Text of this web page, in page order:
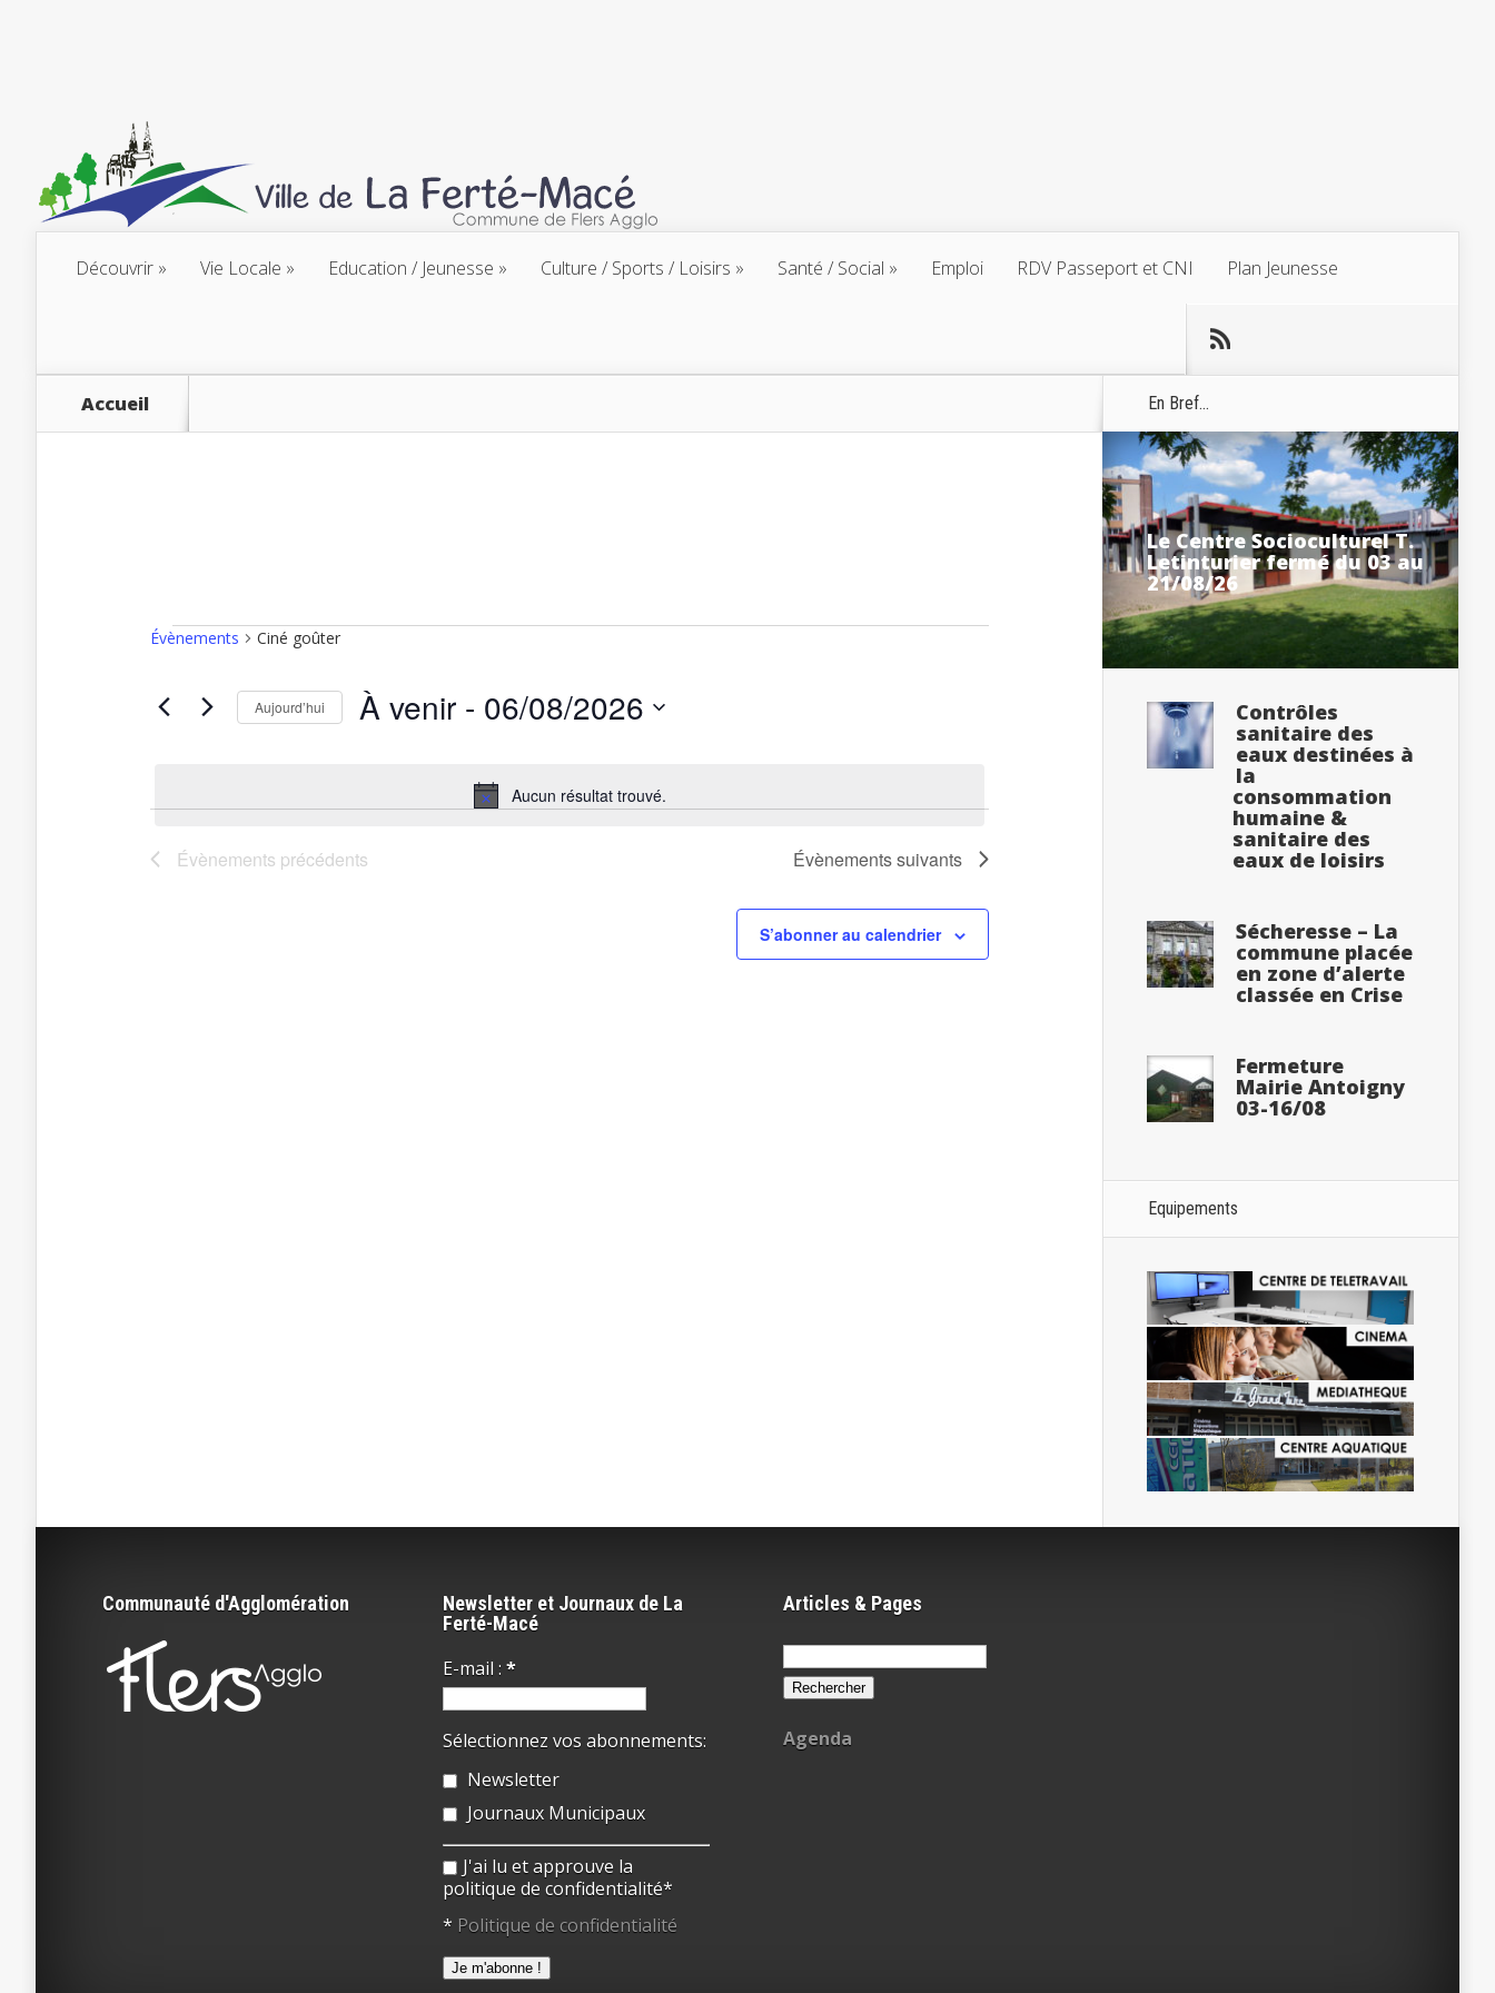
Découvrir Vie Locale Education / Jeunesse Culture / Sports / Loisirs Santé / Social Emploi RDV Passeport et CNI Plan Jeunesse
Accueil
Évènements
Évènements Ciné goûter
Notice
Aucun résultat trouvé.
Aujourd’hui À venir - 06/08/2026
Évènements précédents Évènementssuivants
S’abonner au calendrier
En Bref...
Le Centre Socioculturel T.
Letinturier fermé du 03 au
21/08/26
Contrôles
sanitaire des
eaux destinées à
la
consommation
humaine &
sanitaire des
eaux de loisirs
Sécheresse – La
commune placée
en zone d’alerte
classée en Crise
Fermeture
Mairie Antoigny
03-16/08
Equipements
Communauté d'Agglomération
Newsletter et Journaux de La
Ferté-Macé
E-mail : *
Sélectionnez vos abonnements:
Newsletter
Journaux Municipaux
J'ai lu et approuve la
politique de confidentialité*
* Politique de confidentialité
Articles & Pages
Rechercher :
Agenda